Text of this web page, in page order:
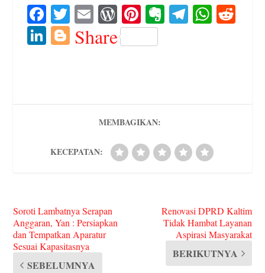
Fa
ce
bo
T
wi
tte
E
m
ail
W
or
d
s
Pi
nt
er
E Te W
Li Bl
Share
MEMBAGIKAN:
KECEPATAN:
Soroti Lambatnya Serapan
Anggaran, Yan : Persiapkan
dan Tempatkan Aparatur
Sesuai Kapasitasnya
SEBELUMNYA
Renovasi DPRD Kaltim
Tidak Hambat Layanan
Aspirasi Masyarakat
BERIKUTNYA